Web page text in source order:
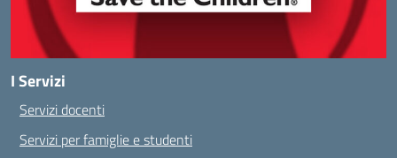
I Servizi
Servizi docenti
Servizi per famiglie e studenti